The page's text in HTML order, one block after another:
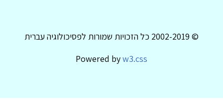
© 2002-2019 כל הזכויות שמורות לפסיכולוגיה עברית
Powered byw3.css